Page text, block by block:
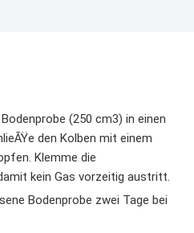
(250 cm3) in einen
den Kolben mit einem
Klemme die
kein Gas vorzeitig austritt.
Bodenprobe zwei Tage bei